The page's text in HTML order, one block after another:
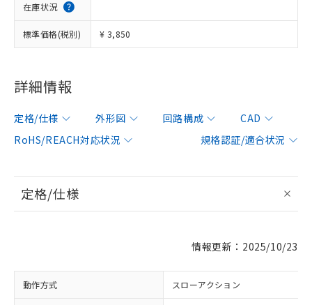
在庫状況
標準価格(税別) ¥ 3,850
詳細情報
定格/仕様 外形図 回路構成
CAD
RoHS/REACH対応状況
規格認証/適合状況
定格/仕様
情報更新：2025/10/23
動作方式 スローアクション